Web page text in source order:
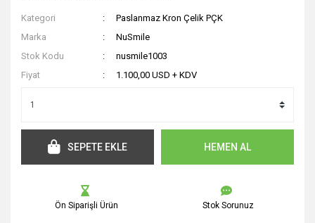
Kategori
Paslanmaz Kron Çelik PÇK
Marka
NuSmile
Stok Kodu
nusmile1003
Fiyat
1.100,00 USD + KDV
SEPETE EKLE HEMEN AL
Ön Siparişli Ürün Stok Sorunuz